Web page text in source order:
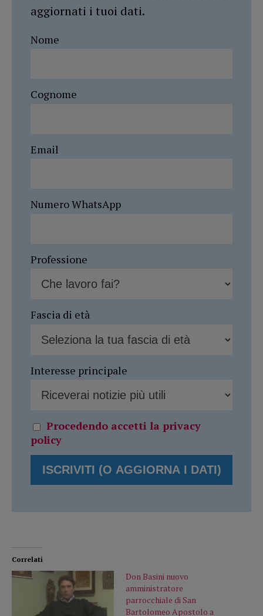
aggiornati i tuoi dati.
Nome
Cognome
Email
Numero WhatsApp
Professione
Fascia di età
Interesse principale
Procedendo accetti la privacy
policy
Correlati
Don Basini nuovo
amministratore
parrocchiale di San
Bartolomeo Apostolo a